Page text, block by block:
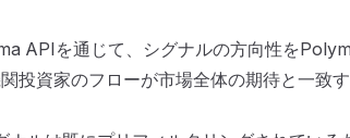
APIを通じて、シグナルの方向性を
投資家のフローが市場全体の期待と一致